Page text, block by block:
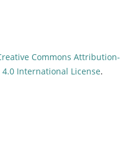
Commons Attribution-
International License.